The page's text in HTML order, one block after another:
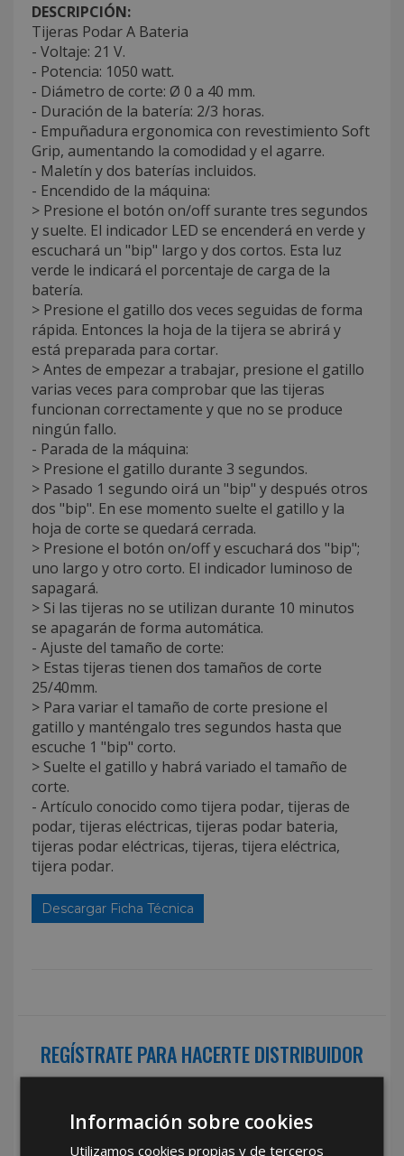
DESCRIPCIÓN:
Tijeras Podar A Bateria
- Voltaje: 21 V.
- Potencia: 1050 watt.
- Diámetro de corte: Ø 0 a 40 mm.
- Duración de la batería: 2/3 horas.
- Empuñadura ergonomica con revestimiento Soft
Grip, aumentando la comodidad y el agarre.
- Maletín y dos baterías incluidos.
- Encendido de la máquina:
> Presione el botón on/off surante tres segundos
y suelte. El indicador LED se encenderá en verde y
escuchará un "bip" largo y dos cortos. Esta luz
verde le indicará el porcentaje de carga de la
batería.
> Presione el gatillo dos veces seguidas de forma
rápida. Entonces la hoja de la tijera se abrirá y
está preparada para cortar.
> Antes de empezar a trabajar, presione el gatillo
varias veces para comprobar que las tijeras
funcionan correctamente y que no se produce
ningún fallo.
- Parada de la máquina:
> Presione el gatillo durante 3 segundos.
> Pasado 1 segundo oirá un "bip" y después otros
dos "bip". En ese momento suelte el gatillo y la
hoja de corte se quedará cerrada.
> Presione el botón on/off y escuchará dos "bip";
uno largo y otro corto. El indicador luminoso de
sapagará.
> Si las tijeras no se utilizan durante 10 minutos
se apagarán de forma automática.
- Ajuste del tamaño de corte:
> Estas tijeras tienen dos tamaños de corte
25/40mm.
> Para variar el tamaño de corte presione el
gatillo y manténgalo tres segundos hasta que
escuche 1 "bip" corto.
> Suelte el gatillo y habrá variado el tamaño de
corte.
- Artículo conocido como tijera podar, tijeras de
podar, tijeras eléctricas, tijeras podar bateria,
tijeras podar eléctricas, tijeras, tijera eléctrica,
tijera podar.
Descargar Ficha Técnica
REGÍSTRATE PARA HACERTE DISTRIBUIDOR
Desdeaquípodrá ver todas las ventajas de ser
Información sobre cookies
Utilizamos cookies propias y de terceros